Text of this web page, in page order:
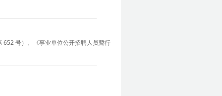
号）、《事业单位公开招聘人员暂行